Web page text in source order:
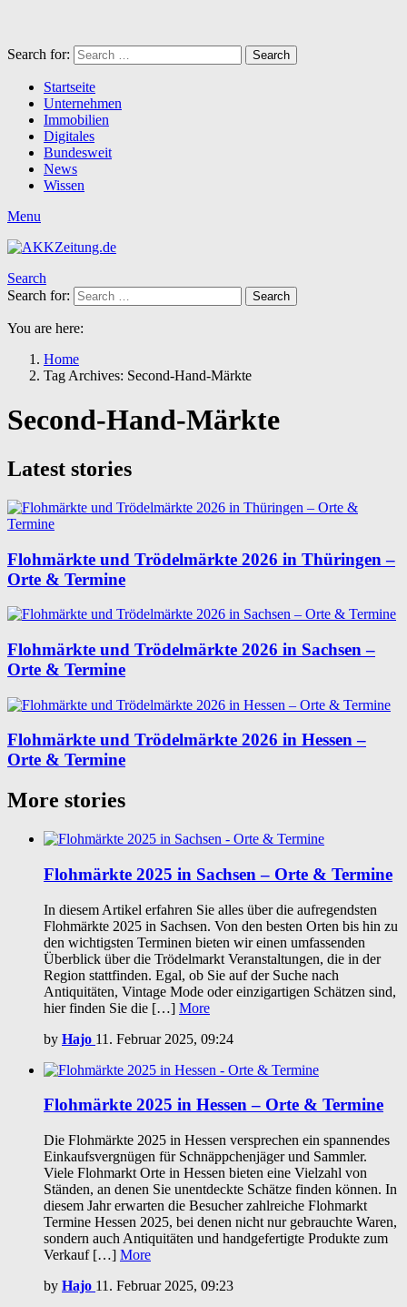
Search for: Search
Startseite
Unternehmen
Immobilien
Digitales
Bundesweit
News
Wissen
Menu
Search
Search for:
Search
You are here:
Home
Tag Archives: Second-Hand-Märkte
Second-Hand-Märkte
Latest stories
Flohmärkte und Trödelmärkte 2026 in Thüringen –
Orte & Termine
Flohmärkte und Trödelmärkte 2026 in Sachsen –
Orte & Termine
Flohmärkte und Trödelmärkte 2026 in Hessen –
Orte & Termine
More stories
Flohmärkte 2025 in Sachsen – Orte & Termine
In diesem Artikel erfahren Sie alles über die aufregendsten
Flohmärkte 2025 in Sachsen. Von den besten Orten bis hin zu
den wichtigsten Terminen bieten wir einen umfassenden
Überblick über die Trödelmarkt Veranstaltungen, die in der
Region stattfinden. Egal, ob Sie auf der Suche nach
Antiquitäten, Vintage Mode oder einzigartigen Schätzen sind,
hier finden Sie die […] More
by Hajo 11. Februar 2025, 09:24
Flohmärkte 2025 in Hessen – Orte & Termine
Die Flohmärkte 2025 in Hessen versprechen ein spannendes
Einkaufsvergnügen für Schnäppchenjäger und Sammler.
Viele Flohmarkt Orte in Hessen bieten eine Vielzahl von
Ständen, an denen Sie unentdeckte Schätze finden können. In
diesem Jahr erwarten die Besucher zahlreiche Flohmarkt
Termine Hessen 2025, bei denen nicht nur gebrauchte Waren,
sondern auch Antiquitäten und handgefertigte Produkte zum
Verkauf […] More
by Hajo 11. Februar 2025, 09:23